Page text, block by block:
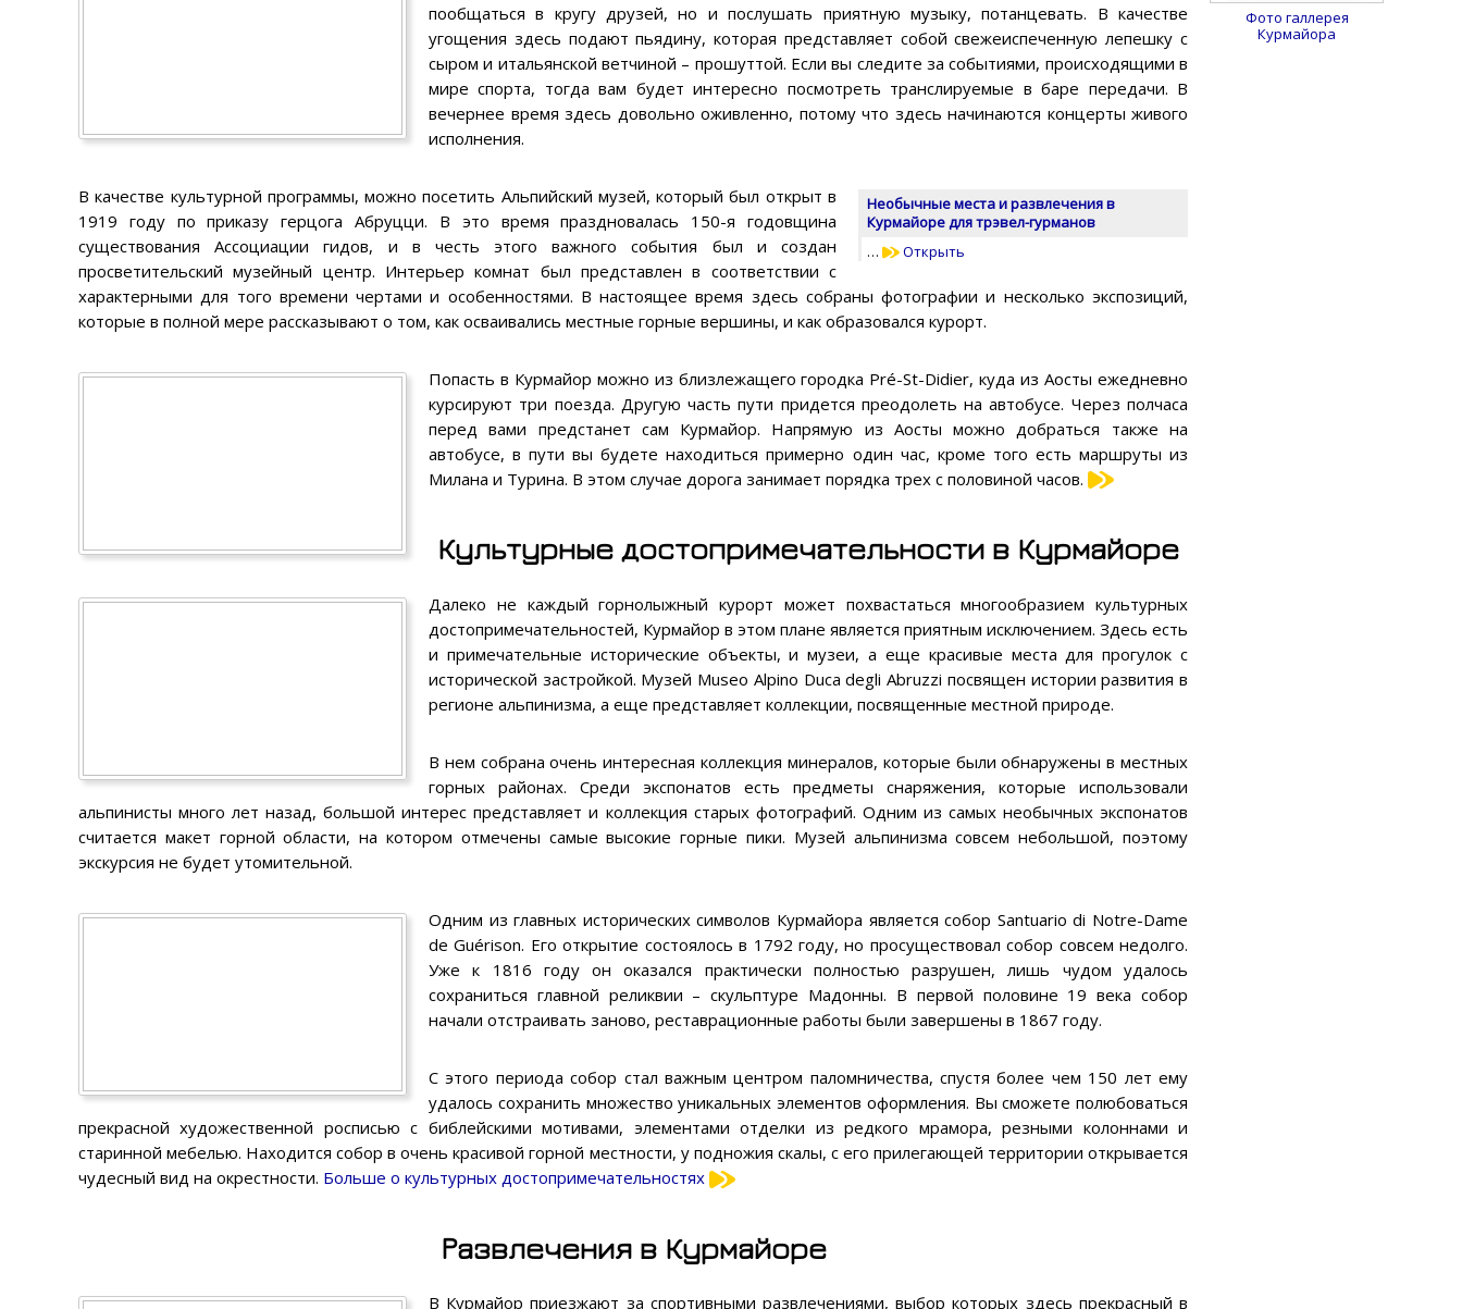
пообщаться в кругу друзей, но и послушать приятную музыку, потанцевать. В качестве
угощения здесь подают пьядину, которая представляет собой свежеиспеченную лепешку с
сыром и итальянской ветчиной – прошуттой. Если вы следите за событиями, происходящими в
мире спорта, тогда вам будет интересно посмотреть транслируемые в баре передачи. В
вечернее время здесь довольно оживленно, потому что здесь начинаются концерты живого
исполнения.
Необычные места и развлечения в
Курмайоре для трэвел-гурманов
…
Открыть
В качестве культурной программы, можно посетить Альпийский музей, который был открыт в
1919 году по приказу герцога Абруцци. В это время праздновалась 150-я годовщина
существования Ассоциации гидов, и в честь этого важного события был и создан
просветительский музейный центр. Интерьер комнат был представлен в соответствии с
характерными для того времени чертами и особенностями. В настоящее время здесь собраны фотографии и несколько экспозиций,
которые в полной мере рассказывают о том, как осваивались местные горные вершины, и как образовался курорт.
Попасть в Курмайор можно из близлежащего городка Pré-St-Didier, куда из Аосты ежедневно
курсируют три поезда. Другую часть пути придется преодолеть на автобусе. Через полчаса
перед вами предстанет сам Курмайор. Напрямую из Аосты можно добраться также на
автобусе, в пути вы будете находиться примерно один час, кроме того есть маршруты из
Милана и Турина. В этом случае дорога занимает порядка трех с половиной часов.
Культурные достопримечательности в Курмайоре
Далеко не каждый горнолыжный курорт может похвастаться многообразием культурных
достопримечательностей, Курмайор в этом плане является приятным исключением. Здесь есть
и примечательные исторические объекты, и музеи, а еще красивые места для прогулок с
исторической застройкой. Музей Museo Alpino Duca degli Abruzzi посвящен истории развития в
регионе альпинизма, а еще представляет коллекции, посвященные местной природе.
В нем собрана очень интересная коллекция минералов, которые были обнаружены в местных
горных районах. Среди экспонатов есть предметы снаряжения, которые использовали
альпинисты много лет назад, большой интерес представляет и коллекция старых фотографий. Одним из самых необычных экспонатов
считается макет горной области, на котором отмечены самые высокие горные пики. Музей альпинизма совсем небольшой, поэтому
экскурсия не будет утомительной.
Одним из главных исторических символов Курмайора является собор Santuario di Notre-Dame
de Guérison. Его открытие состоялось в 1792 году, но просуществовал собор совсем недолго.
Уже к 1816 году он оказался практически полностью разрушен, лишь чудом удалось
сохраниться главной реликвии – скульптуре Мадонны. В первой половине 19 века собор
начали отстраивать заново, реставрационные работы были завершены в 1867 году.
С этого периода собор стал важным центром паломничества, спустя более чем 150 лет ему
удалось сохранить множество уникальных элементов оформления. Вы сможете полюбоваться
прекрасной художественной росписью с библейскими мотивами, элементами отделки из редкого мрамора, резными колоннами и
старинной мебелью. Находится собор в очень красивой горной местности, у подножия скалы, с его прилегающей территории открывается
чудесный вид на окрестности. Больше о культурных достопримечательностях
Развлечения в Курмайоре
В Курмайор приезжают за спортивными развлечениями, выбор которых здесь прекрасный в
Фото галлерея
Курмайора